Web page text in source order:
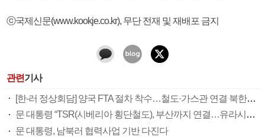
ⓒ국제신문(www.kookje.co.kr), 무단 전재 및 재배포 금지
관련기사
[한-러 정상회담] 양국 FTA 절차 착수…철도·가스관 연결 북한과 3각협의
문 대통령 “TSR(시베리아 횡단철도), 부산까지 연결…유라시아 공동번영 기대”
문 대통령, 남북러 협력사업 기반 다진다